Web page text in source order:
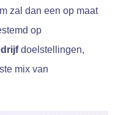
zal dan een op maat
op
doelstellingen,
mix van